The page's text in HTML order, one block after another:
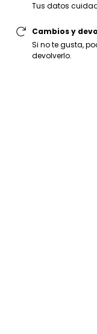
Tus datos
Cambios y
Si no te gusta,
devolverlo.